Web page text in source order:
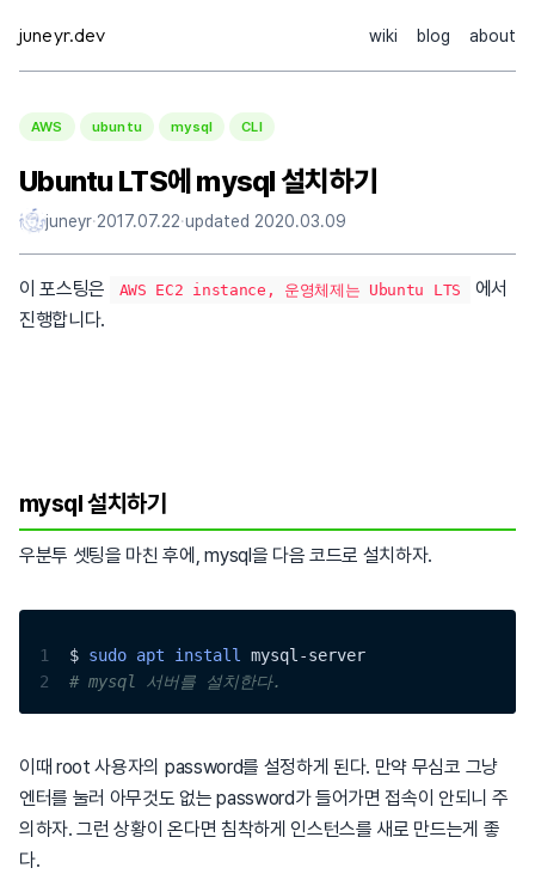
to
content
juneyr.dev wiki blog about
AWS ubuntu mysql CLI
Ubuntu LTS에 mysql 설치하기
juneyr·2017.07.22·updated 2020.03.09
이 포스팅은 AWS EC2 instance, 운영체제는 Ubuntu LTS
에서
진행합니다.
mysql 설치하기
우분투 셋팅을 마친 후에, mysql을 다음 코드로 설치하자.
1 $ sudo apt install mysql-server
2
# mysql 서버를 설치한다.
이때 root 사용자의 password를 설정하게 된다. 만약 무심코 그냥
엔터를 눌러 아무것도 없는 password가 들어가면 접속이 안되니 주
의하자. 그런 상황이 온다면 침착하게 인스턴스를 새로 만드는게 좋
다.